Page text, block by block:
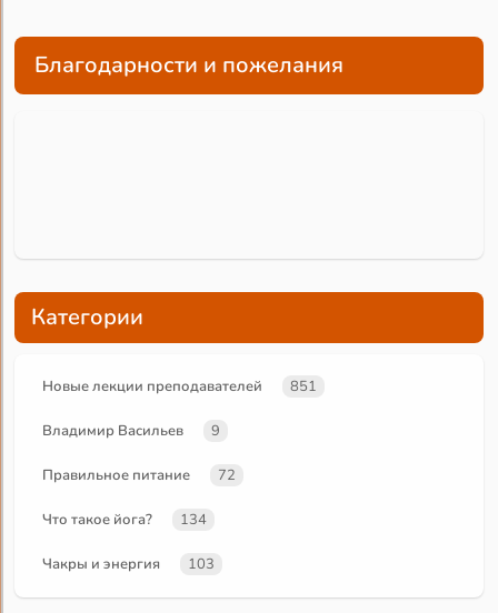
Благодарности и пожелания
Категории
Новые лекции преподавателей 851
Владимир Васильев 9
Правильное питание 72
Что такое йога? 134
Чакры и энергия 103